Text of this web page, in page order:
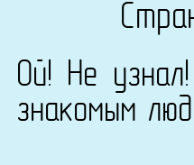
Ой! Не
знакомым